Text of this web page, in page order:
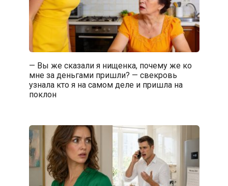
— Вы же сказали я нищенка, почему же ко
мне за деньгами пришли? — свекровь
узнала кто я на самом деле и пришла на
поклон